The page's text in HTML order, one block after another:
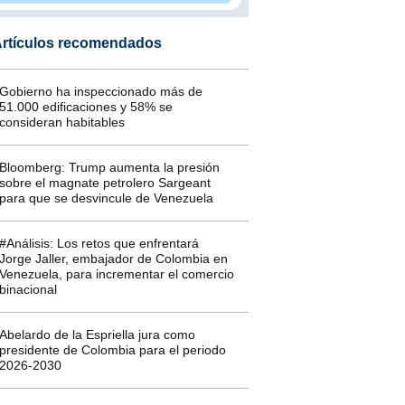
recomendados
ha inspeccionado más de
edificaciones y 58% se
habitables
Trump aumenta la presión
el magnate petrolero Sargeant
que se desvincule de Venezuela
Los retos que enfrentará
Jaller, embajador de Colombia en
para incrementar el comercio
de la Espriella jura como
de Colombia para el periodo
2030